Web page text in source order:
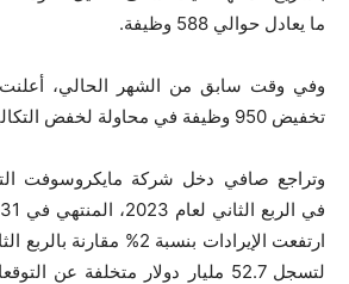
ما يعادل حوالي 588 وظيفة.
وفي وقت سابق من الشهر الحالي،
تخفيض 950 وظيفة في محاولة لخفض التكاليف.
ارتفعت الإيرادات بنسبة 2%
لتسجل 52.7 مليار دولار متخلفة